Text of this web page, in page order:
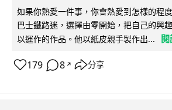
如果你熱愛一件事，你會熱愛到怎樣的程
巴士鐵路迷，選擇由零開始，把自己的興
以運作的作品。他以紙皮親手製作出...
179 8 ↗ 分享